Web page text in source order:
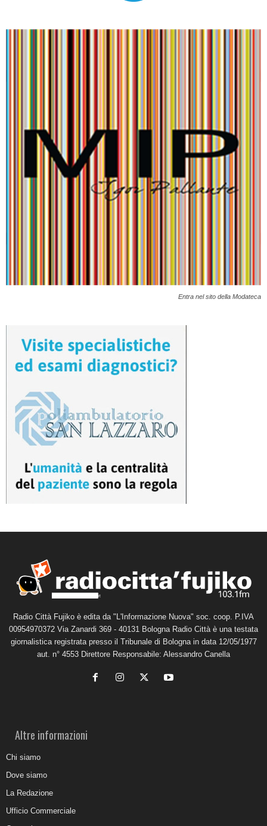
Entra nel sito della Modateca
Radio Città Fujiko è edita da "L'Informazione Nuova" soc. coop. P.IVA
00954970372 Via Zanardi 369 - 40131 Bologna Radio Città è una testata
giornalistica registrata presso il Tribunale di Bologna in data 12/05/1977
aut. n° 4553 Direttore Responsabile: Alessandro Canella
Altre informazioni
Chi siamo
Dove siamo
La Redazione
Ufficio Commerciale